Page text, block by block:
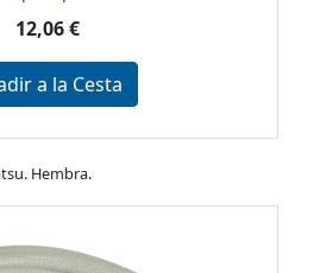
12,06 €
a la Cesta
Hembra.